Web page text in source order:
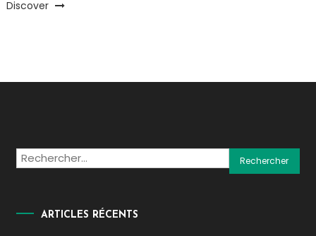
Discover
Rechercher :
ARTICLES RÉCENTS